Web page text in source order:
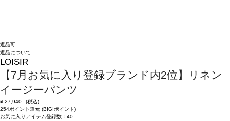
返品可
返品について
LOISIR
【7月お気に入り登録ブランド内2位】リネン
イージーパンツ
¥ 27,940
(税込)
254ポイント還元 (BIGIポイント)
お気に入りアイテム登録数： 40